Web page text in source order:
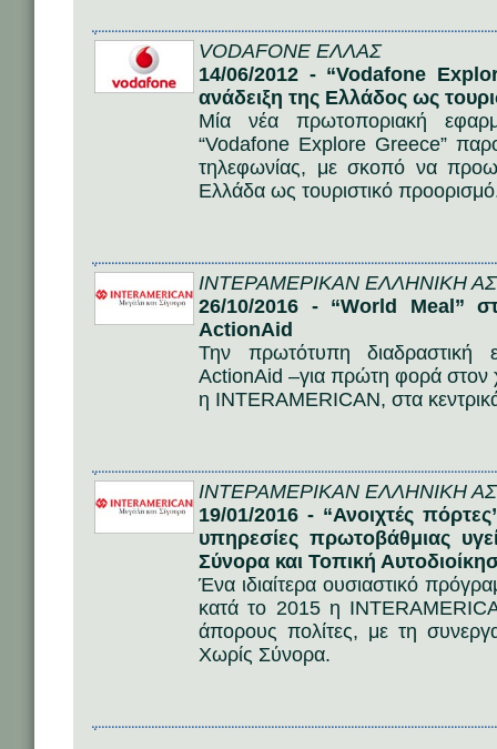
VODAFONE ΕΛΛΑΣ
14/06/2012 - “Vodafone
ανάδειξη της Ελλάδος ως
Μία νέα πρωτοποριακή
“Vodafone Explore Greece”
τηλεφωνίας, με σκοπό να
Ελλάδα ως τουριστικό
ΙΝΤΕΡΑΜΕΡΙΚΑΝ ΕΛΛΗΝΙΚΗ
26/10/2016 - “World Meal”
ActionAid
Την πρωτότυπη
ActionAid –για πρώτη φορά στον
η INTERAMERICAN, στα
ΙΝΤΕΡΑΜΕΡΙΚΑΝ ΕΛΛΗΝΙΚΗ
19/01/2016 - “Ανοιχτές
υπηρεσίες πρωτοβάθμιας
Σύνορα και Τοπική
Ένα ιδιαίτερα ουσιαστικό
κατά το 2015 η
άπορους πολίτες, με τη
Χωρίς Σύνορα.